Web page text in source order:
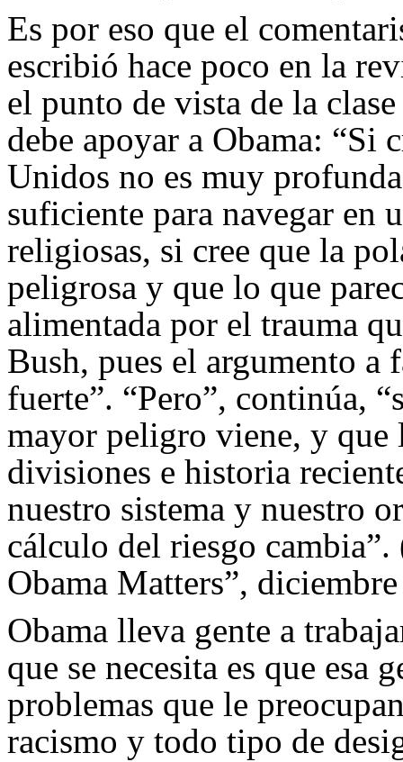
Es por eso que el
escribió hace poco en la
el punto de vista de la
debe apoyar a Obama: “Si
Unidos no es muy
suficiente para navegar en
religiosas, si cree que la
peligrosa y que lo que
alimentada por el trauma
Bush, pues el argumento a
fuerte”. “Pero”, continúa,
mayor peligro viene, y que
divisiones e historia
nuestro sistema y nuestro
cálculo del riesgo
Obama Matters”,
Obama lleva gente a
que se necesita es que esa
problemas que le
racismo y todo tipo de